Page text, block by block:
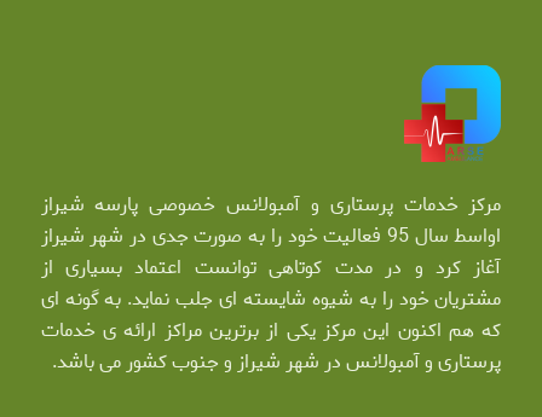
مرکز خدمات پرستاری و آمبولانس خصوصی پارسه شیراز
اواسط سال 95 فعالیت خود را به صورت جدی در شهر شیراز
آغاز کرد و در مدت کوتاهی توانست اعتماد بسیاری از
مشتریان خود را به شیوه شایسته ای جلب نماید. به گونه ای
که هم اکنون این مرکز یکی از برترین مراکز ارائه ی خدمات
پرستاری و آمبولانس در شهر شیراز و جنوب کشور می باشد.